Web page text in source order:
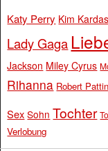
Katy Perry Kim
Lady Gaga
Jackson Miley Cyrus
Rihanna Robert
Sex Sohn Tochter
Verlobung